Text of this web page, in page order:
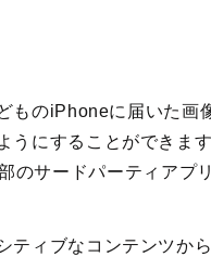
ものiPhoneに届いた画
うにすることができま
のサードパーティアプ
ティブなコンテンツか